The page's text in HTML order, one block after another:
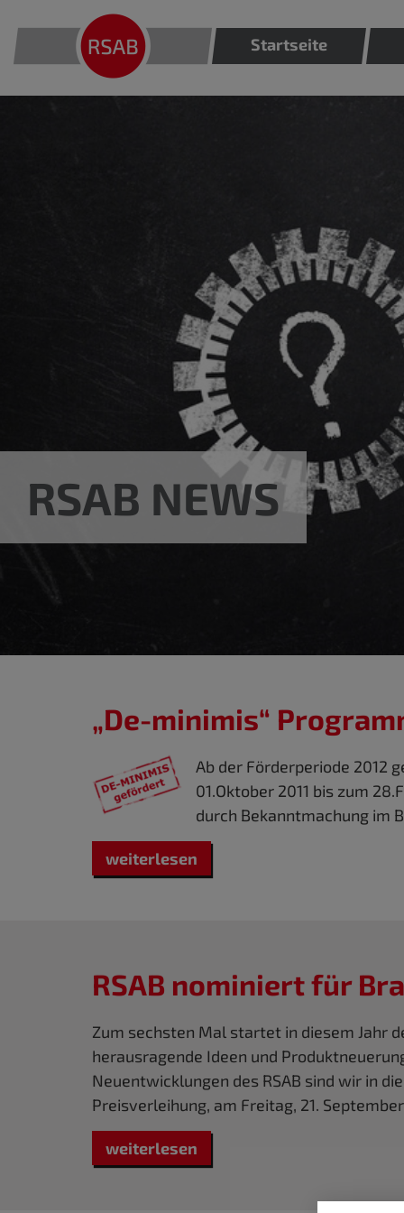
RSAB NEWS
„De-minimis“
Ab der Förderperiode 2012
01.Oktober 2011 bis zum
durch Bekanntmachung im
weiterlesen
RSAB nominiert für
Zum sechsten Mal startet in diesem Jahr
herausragende Ideen und
Neuentwicklungen des RSAB sind wir in
Preisverleihung, am Freitag, 21.
weiterlesen
Startseite